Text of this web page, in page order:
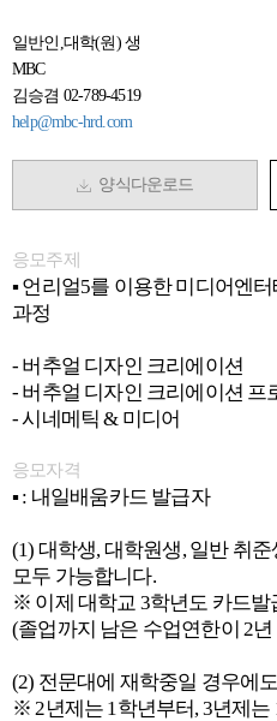
일반인,대학(원) 생
MBC
김승겸 02-789-4519
help@mbc-hrd.com
양식다운로드
응모주제
▪ 언리얼5를 이용한 미디어엔
과정
- 버추얼 디자인 크리에이션
- 버추얼 디자인 크리에이션 프
- 시네메틱 & 미디어
응모자격
▪ : 내일배움카드 발급자
(1) 대학생, 대학원생, 일반 취
모두 가능합니다.
※ 이제 대학교 3학년도 카드발
(졸업까지 남은 수업연한이 2
(2) 전문대에 재학중일 경우에
※ 2년제는 1학년부터, 3년제